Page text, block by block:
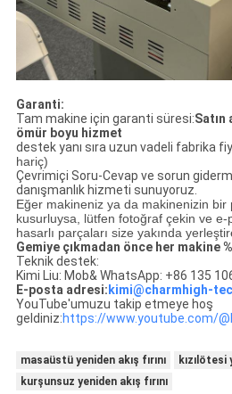
Garanti:
Tam makine için garanti süresi:Satın
ömür boyu hizmet
destek yanı sıra uzun vadeli fabrika
hariç)
Çevrimiçi Soru-Cevap ve sorun
danışmanlık hizmeti sunuyoruz.
Eğer makineniz ya da makinenizin bir
kusurluysa, lütfen fotoğraf çekin ve e-
hasarlı parçaları size yakında
Gemiye çıkmadan önce her makine
Teknik destek:
Kimi Liu: Mob& WhatsApp: +86 135
E-posta adresi: kimi@charmhigh-
YouTube'umuzu takip etmeye hoş
geldiniz:https://www.youtube.com/
masaüstü yeniden akış fırını
kızılötesi
kurşunsuz yeniden akış fırını